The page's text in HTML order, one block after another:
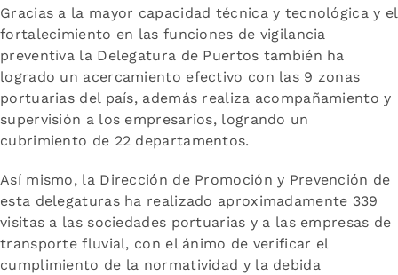
Gracias a la mayor capacidad técnica y tecnológica y el
fortalecimiento en las funciones de vigilancia
preventiva la Delegatura de Puertos también ha
logrado un acercamiento efectivo con las 9 zonas
portuarias del país, además realiza acompañamiento y
supervisión a los empresarios, logrando un
cubrimiento de 22 departamentos.
Así mismo, la Dirección de Promoción y Prevención de
esta delegaturas ha realizado aproximadamente 339
visitas a las sociedades portuarias y a las empresas de
transporte fluvial, con el ánimo de verificar el
cumplimiento de la normatividad y la debida